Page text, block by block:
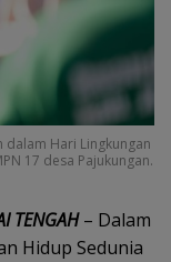
dalam Hari Lingkungan
17 desa Pajukungan.
TENGAH– Dalam
Hidup Sedunia